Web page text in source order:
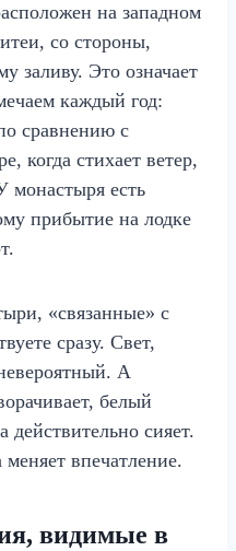
на западном
со стороны,
заливу. Это означает
каждый год:
сравнению с
когда стихает ветер,
монастыря есть
прибытие на лодке
«связанные» с
сразу. Свет,
А
белый
действительно сияет.
впечатление.
видимые в